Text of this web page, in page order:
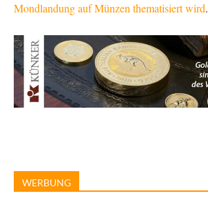
Mondlandung auf Münzen thematisiert wird.
WERBUNG